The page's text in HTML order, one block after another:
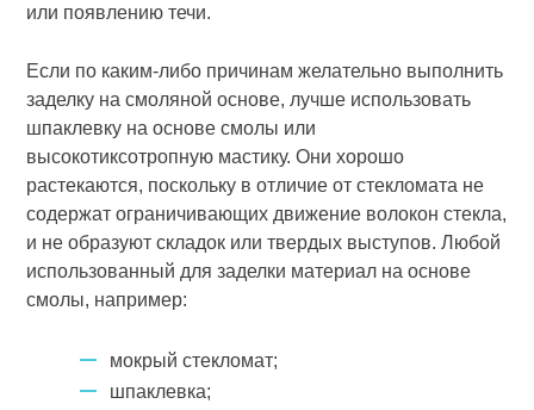
или появлению течи.
Если по каким-либо причинам желательно выполнить
заделку на смоляной основе, лучше использовать
шпаклевку на основе смолы или
высокотиксотропную мастику. Они хорошо
растекаются, поскольку в отличие от стекломата не
содержат ограничивающих движение волокон стекла,
и не образуют складок или твердых выступов. Любой
использованный для заделки материал на основе
смолы, например:
мокрый стекломат;
шпаклевка;